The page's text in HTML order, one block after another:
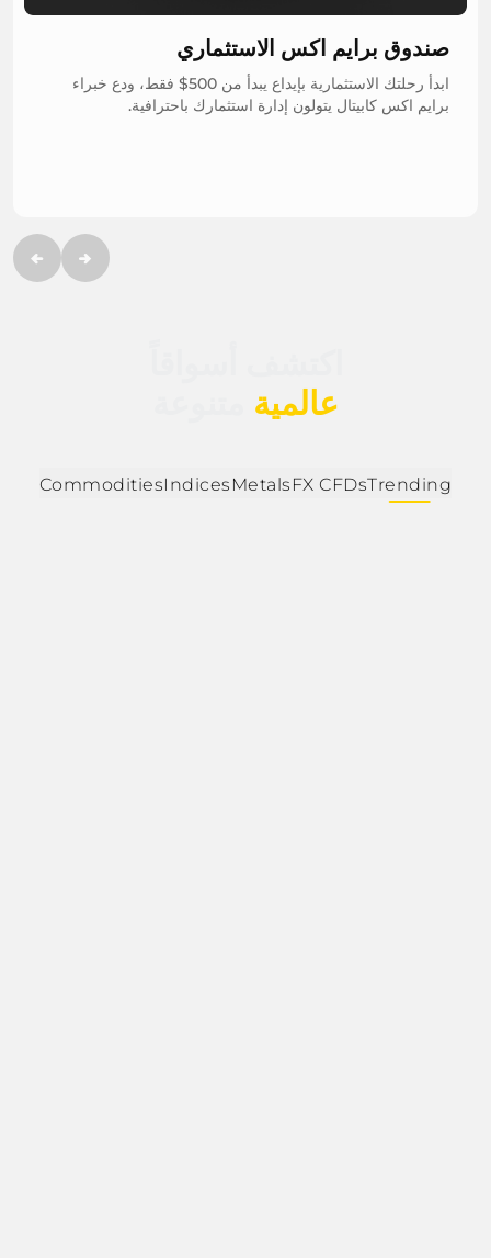
صندوق برايم اكس الاستثماري
ابدأ رحلتك الاستثمارية بإيداع يبدأ من 500$ فقط، ودع خبراء
برايم اكس كابيتال يتولون إدارة استثمارك باحترافية.
عالمية
Trending
FX CFDs
Metals
Indices
Commodities